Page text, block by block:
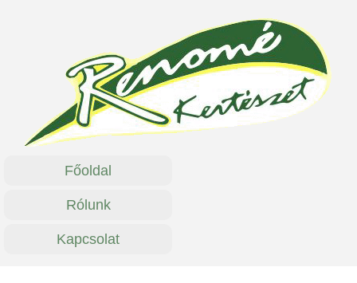
Főoldal
Rólunk
Kapcsolat